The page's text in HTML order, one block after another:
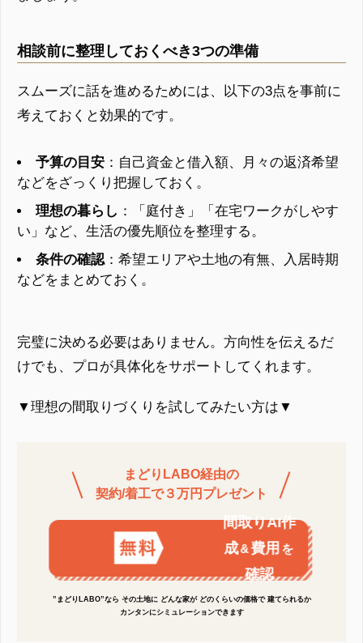
相談前に整理しておくべき3つの準備
スムーズに話を進めるためには、以下の3点を事前に
考えておくと効果的です。
予算の目安 ：自己資金と借入額、月々の返済希望
などをざっくり把握しておく。
理想の暮らし ：「庭付き」「在宅ワークがしやす
い」など、生活の優先順位を整理する。
条件の確認：希望エリアや土地の有無、入居時期
などをまとめておく。
完璧に決める必要はありません。方向性を伝えるだ
けでも、プロが具体化をサポートしてくれます。
▼理想の間取りづくりを試してみたい方は▼
まどりLABO経由の
契約/着工で３万円プレゼント
間取りAI作
成&費用を
確認
”まどりLABO”なら その土地に どんな家が どのくらいの価格で 建てられるか
カンタンにシミュレーションできます